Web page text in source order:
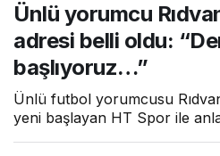
Ünlü yorumcu
adresi belli oldu:
başlıyoruz…”
Ünlü futbol yorumcusu
yeni başlayan HT Spor ile